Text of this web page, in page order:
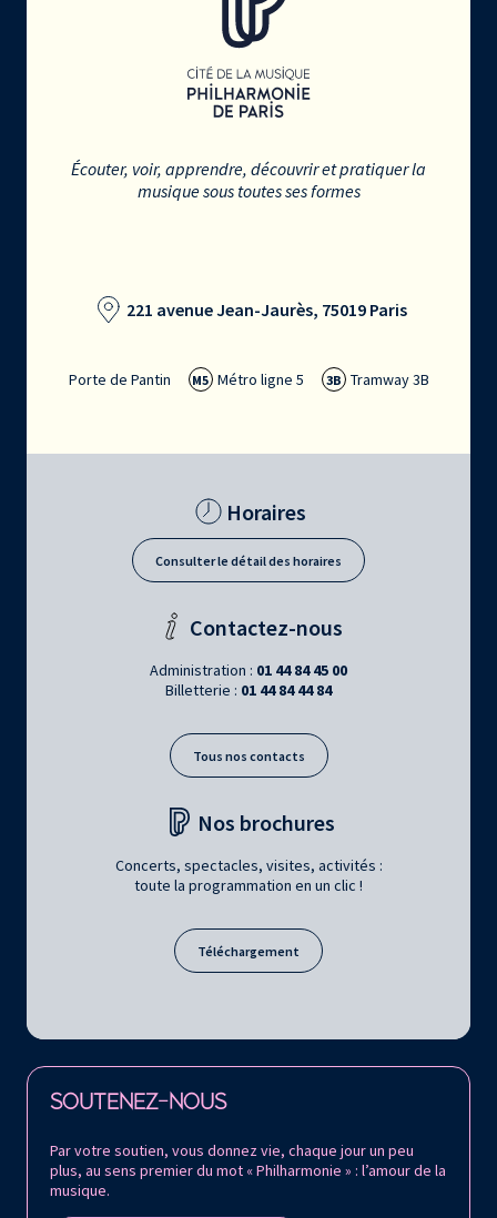
Écouter, voir, apprendre, découvrir et pratiquer la
musique sous toutes ses formes
221 avenue Jean-Jaurès, 75019 Paris
Porte de Pantin M5 Métro ligne 5 3B Tramway 3B
Horaires
Consulter le détail des horaires
Contactez-nous
Administration : 01 44 84 45 00
Billetterie : 01 44 84 44 84
Tous nos contacts
Nos brochures
Concerts, spectacles, visites, activités :
toute la programmation en un clic !
Téléchargement
SOUTENEZ-NOUS
Par votre soutien, vous donnez vie, chaque jour un peu
plus, au sens premier du mot « Philharmonie » : l’amour de la
musique.
Retrouvez la Philharmonie de Paris sur